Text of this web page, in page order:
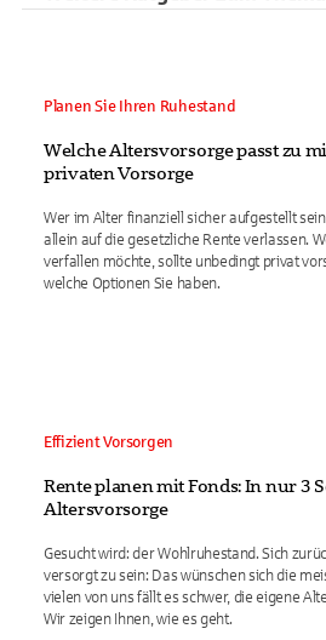
Planen Sie Ihren Ruhestand
Welche Altersvorsorge passt zu
privaten Vorsorge
Wer im Alter finanziell sicher aufgestellt
allein auf die gesetzliche Rente verlassen.
verfallen möchte, sollte unbedingt privat
welche Optionen Sie haben.
Effizient Vorsorgen
Rente planen mit Fonds: In nur 3
Altersvorsorge
Gesucht wird: der Wohlruhestand. Sich
versorgt zu sein: Das wünschen sich die
vielen von uns fällt es schwer, die eigene
Wir zeigen Ihnen, wie es geht.